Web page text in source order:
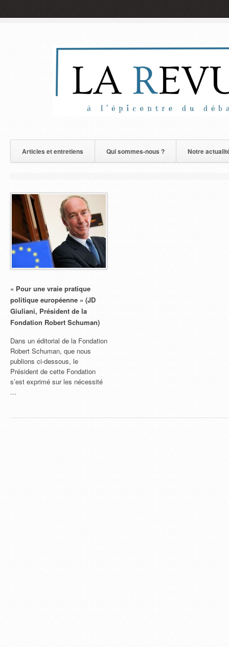
Articles et entretiens Qui sommes-nous ? Notre
« Pour une vraie pratique
politique européenne » (JD
Giuliani, Président de la
Fondation Robert Schuman)
Dans un éditorial de la Fondation
Robert Schuman, que nous
publions ci-dessous, le
Président de cette Fondation
s’est exprimé sur les nécessité
...